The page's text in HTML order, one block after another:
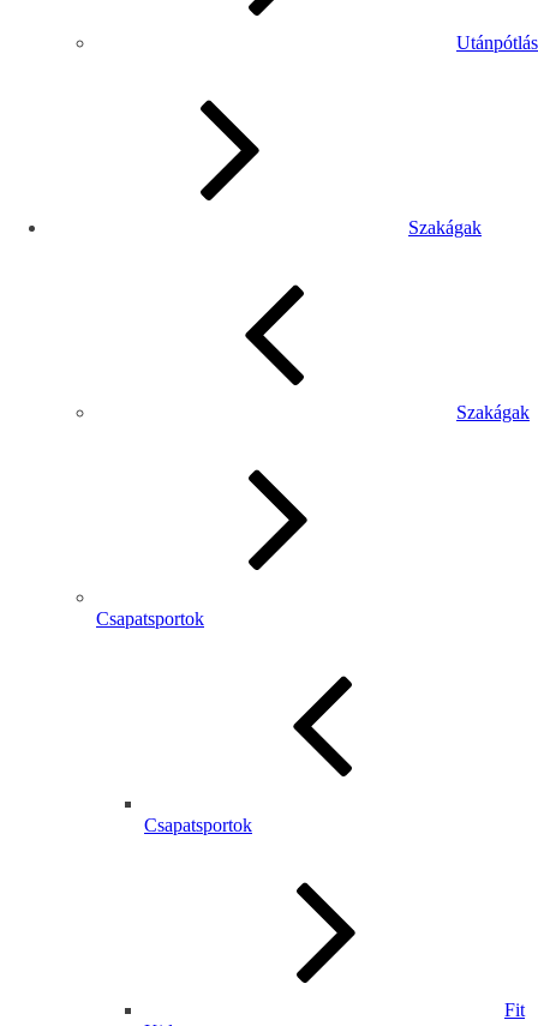
Utánpótlás
Szakágak
Szakágak
Csapatsportok
Csapatsportok
Fit